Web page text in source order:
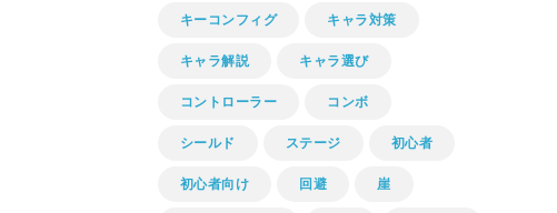
キーコンフィグ キャラ対策
キャラ解説 キャラ選び
コントローラー コンボ
シールド ステージ 初心者
初心者向け 回避 崖